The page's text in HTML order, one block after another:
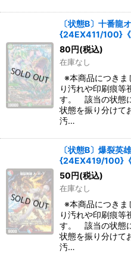
〔状態B〕十番龍
{24EX411/100}《
80円(税込)
在庫なし
※本商品につきま
り汚れや印刷痕等
す。 該当の状態
状態を振り分けて
汚…
〔状態B〕爆裂英
{24EX419/100}《
50円(税込)
在庫なし
※本商品につきま
り汚れや印刷痕等
す。 該当の状態
状態を振り分けて
汚…